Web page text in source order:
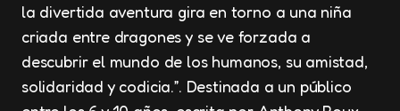
la divertida aventura gira en torno a una niña
criada entre dragones y se ve forzada a
descubrir el mundo de los humanos, su amistad,
solidaridad y codicia.”. Destinada a un público